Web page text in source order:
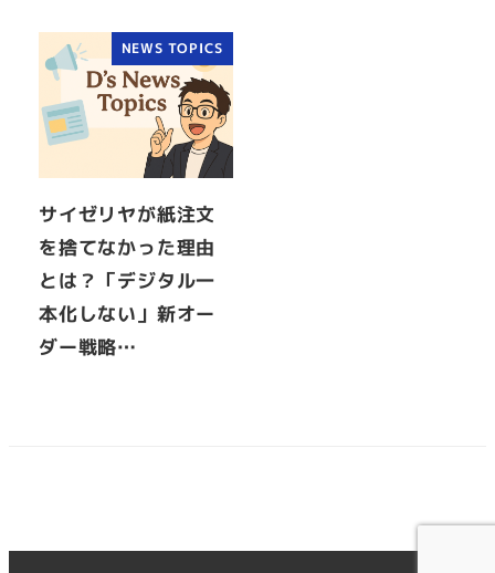
NEWS TOPICS
サイゼリヤが紙注文
を捨てなかった理由
とは？「デジタル一
本化しない」新オー
ダー戦略…